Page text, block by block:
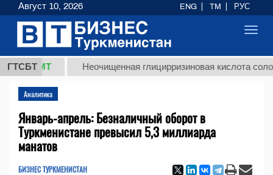
ГТСБТ
ТМТ Неочищенная глицирризиновая кислота
Аналитика
Январь-апрель: Безналичный оборот в
Туркменистане превысил 5,3 миллиарда
манатов
БИЗНЕС ТУРКМЕНИСТАН
Август 10, 2026 ENG TM РУС